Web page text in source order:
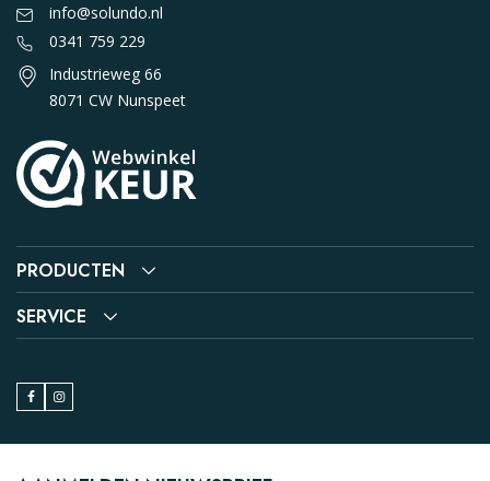
info@solundo.nl
0341 759 229
Industrieweg 66
8071 CW Nunspeet
PRODUCTEN
SERVICE